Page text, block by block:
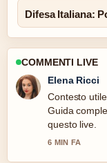
Difesa Italiana:
COMMENTI LIVE
Elena Ricci
Contesto
Guida
questo live.
6 MIN FA